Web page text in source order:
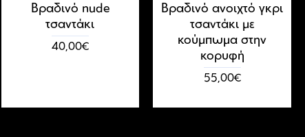
Βραδινό nude
τσαντάκι
40,00€
Βραδινό ανοιχτό γκρι
τσαντάκι με
κούμπωμα στην
κορυφή
55,00€